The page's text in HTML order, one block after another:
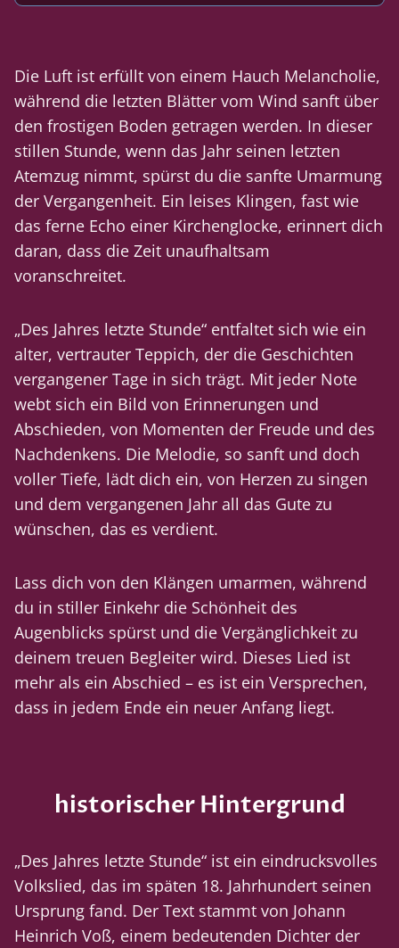
Die Luft ist erfüllt von einem Hauch Melancholie,
während die letzten Blätter vom Wind sanft über
den frostigen Boden getragen werden. In dieser
stillen Stunde, wenn das Jahr seinen letzten
Atemzug nimmt, spürst du die sanfte Umarmung
der Vergangenheit. Ein leises Klingen, fast wie
das ferne Echo einer Kirchenglocke, erinnert dich
daran, dass die Zeit unaufhaltsam
voranschreitet.
„Des Jahres letzte Stunde“ entfaltet sich wie ein
alter, vertrauter Teppich, der die Geschichten
vergangener Tage in sich trägt. Mit jeder Note
webt sich ein Bild von Erinnerungen und
Abschieden, von Momenten der Freude und des
Nachdenkens. Die Melodie, so sanft und doch
voller Tiefe, lädt dich ein, von Herzen zu singen
und dem vergangenen Jahr all das Gute zu
wünschen, das es verdient.
Lass dich von den Klängen umarmen, während
du in stiller Einkehr die Schönheit des
Augenblicks spürst und die Vergänglichkeit zu
deinem treuen Begleiter wird. Dieses Lied ist
mehr als ein Abschied – es ist ein Versprechen,
dass in jedem Ende ein neuer Anfang liegt.
historischer Hintergrund
„Des Jahres letzte Stunde“ ist ein eindrucksvolles
Volkslied, das im späten 18. Jahrhundert seinen
Ursprung fand. Der Text stammt von Johann
Heinrich Voß, einem bedeutenden Dichter der